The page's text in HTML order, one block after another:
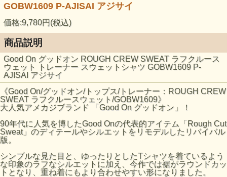
GOBW1609 P-AJISAI アジサイ
価格:9,780円(税込)
商品説明
Good On グッドオン ROUGH CREW SWEAT ラフクルース
ウェット トレーナー スウェットシャツ GOBW1609 P-
AJISAI アジサイ
《Good On/グッドオン/トップス/トレーナー：ROUGH CREW
SWEAT ラフクルースウェット/GOBW1609》
大人気アメカジブランド 「Good On グッドオン」！
90年代に人気を博したGood Onの代表的アイテム「Rough Cut
Sweat」のディテールやシルエットをリモデルしたリバイバル
版。
シンプルな見た目と、ゆったりとしたTシャツを着ているよう
な印象のラフなシルエットに加え、今作では裾がラウンドカッ
トとなり、重ね着にもより合わせやすい形になりました。